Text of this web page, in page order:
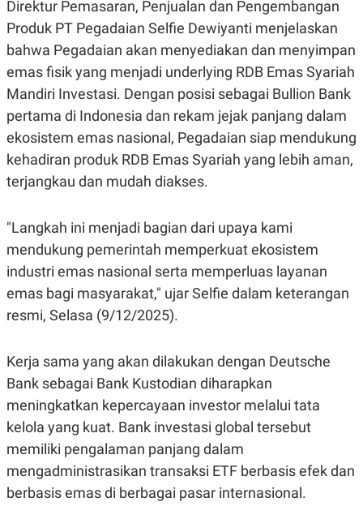
N
T
S
JARINGAN
K
O
N
T
N
A
D
E
M
Y
P
R
E
S
R
E
A
S
E
.
I
D
L
G
A
N
A
N
E
T
A
K
K
E
J
A
E
M
T
E
N
Direktur Pemasaran, Penjualan dan Pengembangan
Produk PT Pegadaian Selfie Dewiyanti menjelaskan
bahwa Pegadaian akan menyediakan dan menyimpan
emas fisik yang menjadi underlying RDB Emas Syariah
Mandiri Investasi. Dengan posisi sebagai Bullion Bank
pertama di Indonesia dan rekam jejak panjang dalam
ekosistem emas nasional, Pegadaian siap mendukung
kehadiran produk RDB Emas Syariah yang lebih aman,
terjangkau dan mudah diakses.
"Langkah ini menjadi bagian dari upaya kami
mendukung pemerintah memperkuat ekosistem
industri emas nasional serta memperluas layanan
emas bagi masyarakat," ujar Selfie dalam keterangan
resmi, Selasa (9/12/2025).
Kerja sama yang akan dilakukan dengan Deutsche
Bank sebagai Bank Kustodian diharapkan
meningkatkan kepercayaan investor melalui tata
kelola yang kuat. Bank investasi global tersebut
memiliki pengalaman panjang dalam
mengadministrasikan transaksi ETF berbasis efek dan
berbasis emas di berbagai pasar internasional.